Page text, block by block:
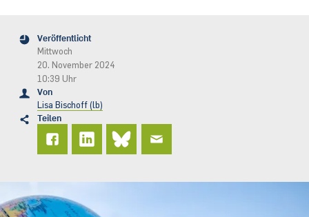
Veröffentlicht
Mittwoch
20. November 2024
10:39 Uhr
Von
Lisa Bischoff (lb)
Teilen